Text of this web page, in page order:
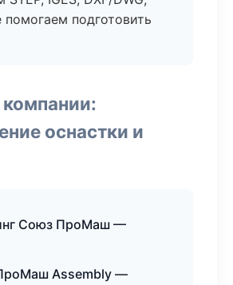
помогаем подготовить
оснастки и
Союз ПроМаш —
Assembly —